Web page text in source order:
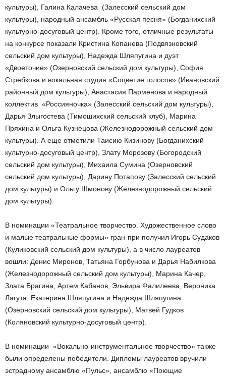
культуры), Галина Калачева (Залесский сельский дом
культуры), народный ансамбль «Русская песня» (Богданихский
культурно-досуговый центр). Кроме того, отличные результаты
на конкурсе показали Кристина Копанева (Подвязновский
сельский дом культуры), Надежда Шляпугина и дуэт
«Двоеточие» (Озерновский сельский дом культуры), София
Стребкова и вокальная студия «Соцветие голосов» (Ивановский
районный дом культуры), Анастасия Парменова и народный
коллектив «Россияночка» (Залесский сельский дом культуры),
Дарья Злыгостева (Тимошихский сельский клуб), Марина
Пряхина и Ольга Кузнецова (Железнодорожный сельский дом
культуры). А еще отметили Таисию Кизинову (Богданихский
культурно-досуговый центр), Злату Морозову (Богородский
сельский дом культуры), Михаила Сумина (Озерновский
сельский дом культуры), Дарину Потапову (Залесский сельский
дом культуры) и Ольгу Шмонову (Железнодорожный сельский
дом культуры).
В номинации «Театральное творчество. Художественное слово
и малые театральные формы» гран-при получил Игорь Судаков
(Куликовский сельский дом культуры), а в число лауреатов
вошли: Денис Миронов, Татьяна Горбунова и Дарья Набилкова
(Железнодорожный сельский дом культуры), Марина Качер,
Злата Брагина, Артем Кабанов, Эльвира Фалилеева, Вероника
Лагута, Екатерина Шляпугина и Надежда Шляпугина
(Озерновский сельский дом культуры), Матвей Гудков
(Коляновский культурно-досуговый центр).
В номинации «Вокально-инструментальное творчество» также
были определены победители. Дипломы лауреатов вручили
эстрадному ансамблю «Пульс», ансамблю «Поющие